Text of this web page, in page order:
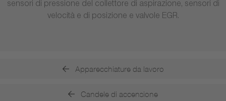
sensori di pressione del collettore di aspirazione, sensori di
velocità e di posizione e valvole EGR.
Apparecchiature da lavoro
Candele di accensione